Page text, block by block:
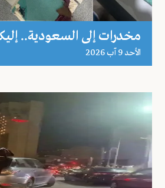
مخدرات إلى السعودية..
اﻷحد 9 آب 2026